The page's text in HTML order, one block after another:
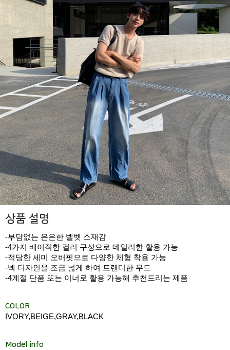
상품 설명
-부담없는 은은한 벨벳 소재감
-4가지 베이직한 컬러 구성으로 데일리한 활용 가능
-적당한 세미 오버핏으로 다양한 체형 착용 가능
-넥 디자인을 조금 넓게 하여 트렌디한 무드
-4계절 단품 또는 이너로 활용 가능해 추천드리는 제품
COLOR
IVORY,BEIGE,GRAY,BLACK
Model info